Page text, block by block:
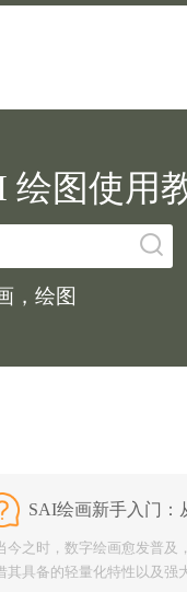
绘图使用
，绘图
今之时，数字绘画愈发普及
其具备的轻量化特性以及强